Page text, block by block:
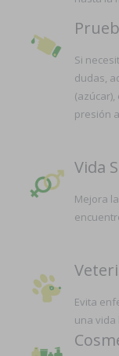
Si
dudas,
presión
Vida
Mejora
Evita
una vida